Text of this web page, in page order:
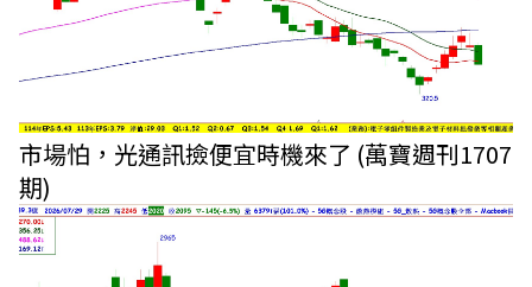
市場怕，光通訊撿便宜時機來了 (萬寶週刊1707
期)